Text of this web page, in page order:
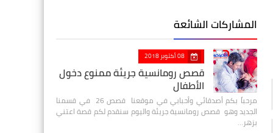
المشاركات الشائعة
08 أكتوبر 2018
قصص رومانسية جريئة ممنوع دخول
الأطفال
مرحباً بكم أصدقائي وأحبابي في موقعنا قصص 26 في قسمنا
الجديد وهو قصص رومانسية جريئة واليوم سنقدم لكم قصة اعتني
بزهر…